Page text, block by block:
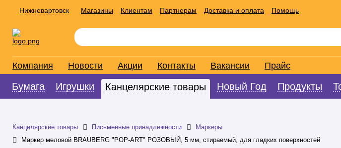
Нижневартовск Магазины Клиентам Партнерам Доставка и оплата Помощь
Компания Новости Акции Контакты Вакансии Прайс
Бумага Игрушки Канцелярские товары Новый Год Продукты
Канцелярские товары Письменные принадлежности
Маркеры
Маркер меловой BRAUBERG "POP-ART" РОЗОВЫЙ, 5 мм, стираемый, для гладких поверхностей